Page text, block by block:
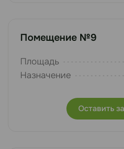
Помещение №9
Площадь
Назначение
Оставить